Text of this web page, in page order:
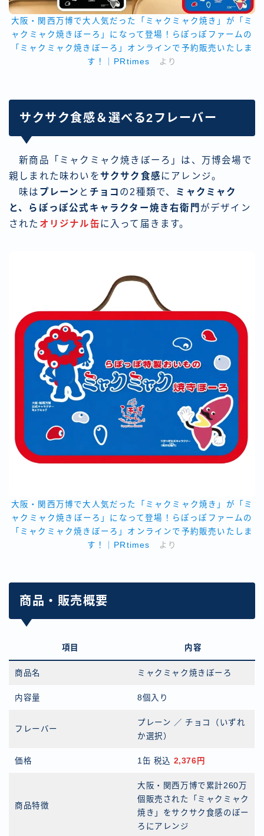
大阪・関西万博で大人気だった「ミャクミャク焼き」が「ミ
ャクミャク焼きぼーろ」になって登場！らぽっぽファームの
「ミャクミャク焼きぼーろ」オンラインで予約販売いたしま
す！｜PRtimes
より
サクサク食感＆選べる2フレーバー
新商品「ミャクミャク焼きぼーろ」は、万博会場で
親しまれた味わいをサクサク食感 にアレンジ。
味は プレーン と チョコ の2種類で、 ミャクミャク
と、らぽっぽ公式キャラクター焼き右衛門 がデザイン
された オリジナル缶 に入って届きます。
大阪・関西万博で大人気だった「ミャクミャク焼き」が「ミ
ャクミャク焼きぼーろ」になって登場！らぽっぽファームの
「ミャクミャク焼きぼーろ」オンラインで予約販売いたしま
す！｜PRtimes
より
商品・販売概要
項目 内容
商品名 ミャクミャク焼きぼーろ
内容量 8個入り
フレーバー
プレーン ／ チョコ（いずれ
か選択）
価格 1缶 税込 2,376円
商品特徴
大阪・関西万博で累計260万
個販売された「ミャクミャク
焼き」をサクサク食感のぼー
ろにアレンジ